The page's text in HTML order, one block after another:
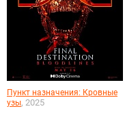
Пункт назначения: Кровные
узы, 2025